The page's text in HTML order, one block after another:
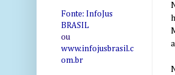
Fonte: InfoJus
BRASIL
ou
www.infojusbrasil.c
om.br